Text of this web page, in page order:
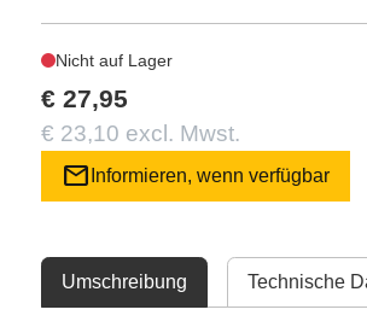
Nicht auf Lager
€ 27,95
€ 23,10 excl. Mwst.
mail Informieren, wenn verfügbar
Umschreibung Technische